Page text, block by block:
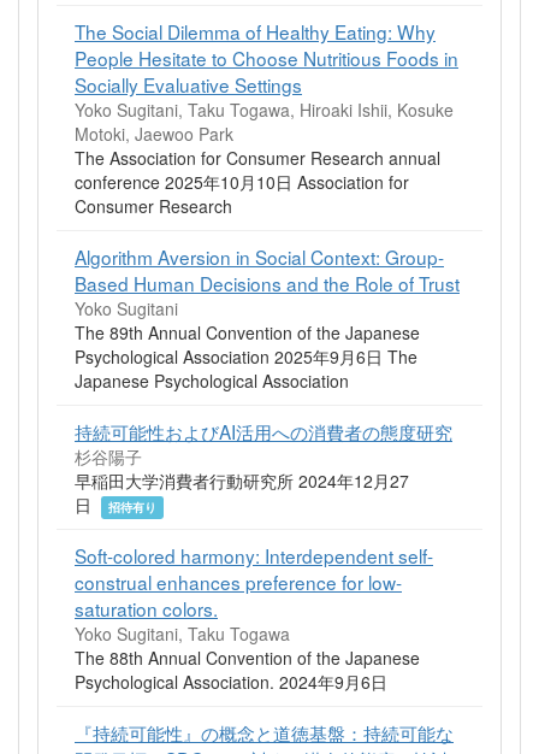
The Social Dilemma of Healthy Eating: Why
People Hesitate to Choose Nutritious Foods in
Socially Evaluative Settings
Yoko Sugitani, Taku Togawa, Hiroaki Ishii, Kosuke
Motoki, Jaewoo Park
The Association for Consumer Research annual
conference 2025年10月10日 Association for
Consumer Research
Algorithm Aversion in Social Context: Group-
Based Human Decisions and the Role of Trust
Yoko Sugitani
The 89th Annual Convention of the Japanese
Psychological Association 2025年9月6日 The
Japanese Psychological Association
持続可能性およびAI活用への消費者の態度研究
杉谷陽子
早稲田大学消費者行動研究所 2024年12月27
日
招待有り
Soft-colored harmony: Interdependent self-
construal enhances preference for low-
saturation colors.
Yoko Sugitani, Taku Togawa
The 88th Annual Convention of the Japanese
Psychological Association. 2024年9月6日
『持続可能性』の概念と道徳基盤：持続可能な